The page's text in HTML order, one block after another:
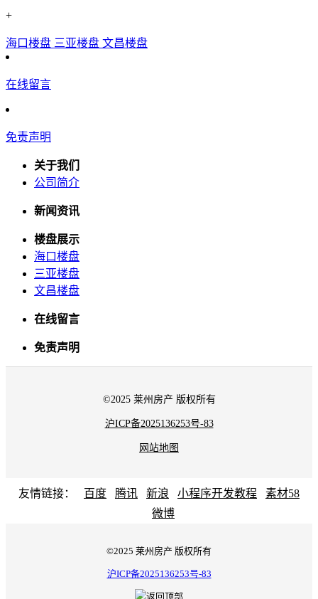
+
海口楼盘 三亚楼盘 文昌楼盘
在线留言
免责声明
关于我们
公司简介
新闻资讯
楼盘展示
海口楼盘
三亚楼盘
文昌楼盘
在线留言
免责声明
©2025 莱州房产 版权所有
沪ICP备2025136253号-83
网站地图
友情链接： 百度 腾讯 新浪 小程序开发教程
素材58
微博
©2025 莱州房产 版权所有
沪ICP备2025136253号-83